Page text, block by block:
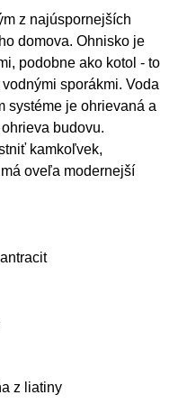
z najúspornejších
domova. Ohnisko je
podobne ako kotol - to
sporákmi. Voda
systéme je ohrievaná a
budovu.
kamkoľvek,
oveľa modernejší
z liatiny